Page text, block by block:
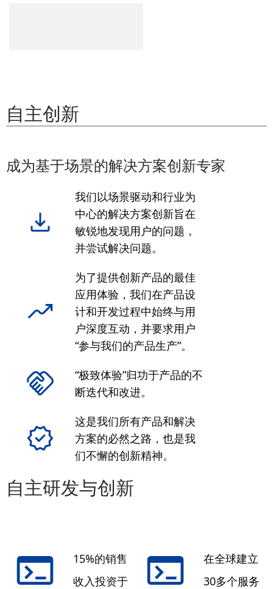
自主创新
成为基于场景的解决方案创新专家
我们以场景驱动和行业为
中心的解决方案创新旨在
敏锐地发现用户的问题，
并尝试解决问题。
为了提供创新产品的最佳
应用体验，我们在产品设
计和开发过程中始终与用
户深度互动，并要求用户
“参与我们的产品生产”。
“极致体验”归功于产品的不
断迭代和改进。
这是我们所有产品和解决
方案的必然之路，也是我
们不懈的创新精神。
自主研发与创新
15%的销售
收入投资于
在全球建立
30多个服务